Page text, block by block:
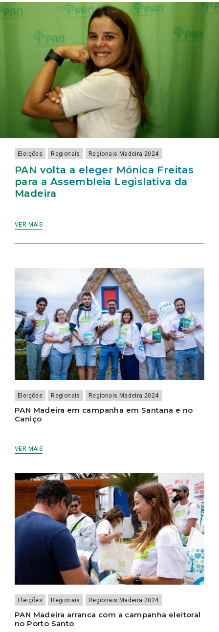
Eleições Regionais Regionais Madeira 2024
PAN volta a eleger Mónica Freitas
para a Assembleia Legislativa da
Madeira
VER MAIS
Eleições Regionais Regionais Madeira 2024
PAN Madeira em campanha em Santana e no
Caniço
VER MAIS
Eleições Regionais Regionais Madeira 2024
PAN Madeira arranca com a campanha eleitoral
no Porto Santo